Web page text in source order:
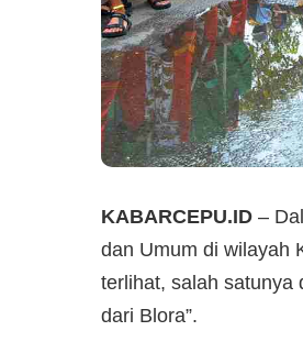
KABARCEPU.ID –
dan Umum di wilayah
terlihat, salah satunya
dari Blora”.